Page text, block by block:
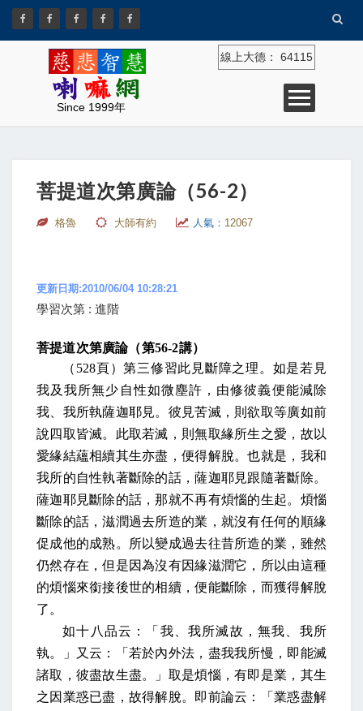
Since 1999年
線上大德： 64115
菩提道次第廣論（56-2）
格魯 大師有約 人氣： 12067
更新日期:2010/06/04 10:28:21
學習次第 : 進階
菩提道次第廣論（第56-2講）
（ 528頁）第三修習此見斷障之理。如是若見
我及我所無少自性如微塵許，由修彼義便能減除
我、我所執薩迦耶見。彼見苦滅，則欲取等廣如前
說四取皆滅。此取若滅，則無取緣所生之愛，故以
愛緣結蘊相續其生亦盡，便得解脫。也就是，我和
我所的自性執著斷除的話，薩迦耶見跟隨著斷除。
薩迦耶見斷除的話，那就不再有煩惱的生起。煩惱
斷除的話，滋潤過去所造的業，就沒有任何的順緣
促成他的成熟。所以變成過去往昔所造的業，雖然
仍然存在，但是因為沒有因緣滋潤它，所以由這種
的煩惱來銜接後世的相續，便能斷除，而獲得解脫
了。
如十八品云：「我、我所滅故，無我、我所
執。」又云：「若於內外法，盡我我所慢，即能滅
諸取，彼盡故生盡。」取是煩惱，有即是業，其生
之因業惑已盡，故得解脫。即前論云：「業惑盡解